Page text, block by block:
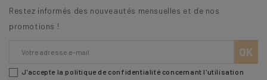
Restez informés des nouveautés mensuelles et de nos
promotions !
J'accepte la politique de confidentialité concernant l'utilisation